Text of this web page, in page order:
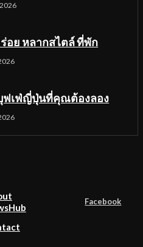
อย หลากสไตล์ ที่พัก
บุฟเฟ่ญี่ปุ่นที่คุณต้องลอง
Facebook